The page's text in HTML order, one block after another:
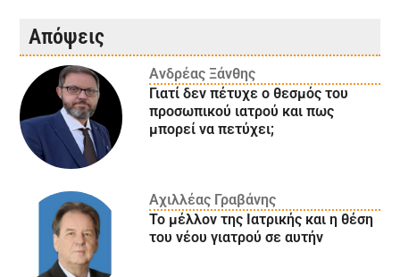
Απόψεις
Ανδρέας Ξάνθης
Γιατί δεν πέτυχε ο θεσμός του
προσωπικού ιατρού και πως
μπορεί να πετύχει;
Αχιλλέας Γραβάνης
Το μέλλον της Ιατρικής και η θέση
του νέου γιατρού σε αυτήν